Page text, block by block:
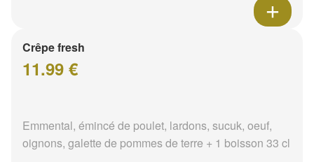
Crêpe fresh
11.99 €
Emmental, émincé de poulet, lardons, sucuk, oeuf,
oignons, galette de pommes de terre + 1 boisson 33 cl